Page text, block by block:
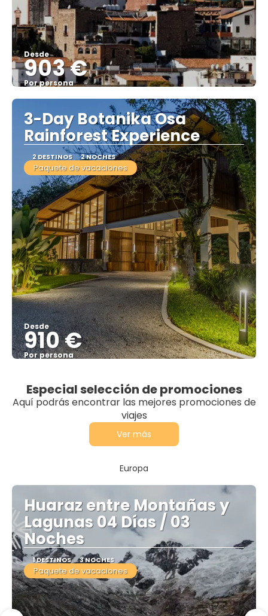
Desde
903 €
Por persona
Ver
3-Day Botanika Osa
Rainforest Experience
2 DESTINOS 2 NOCHES
Paquete de vacaciones
Desde
910 €
Por persona
Especial selección de promociones
Aquí podrás encontrar las mejores promociones de
viajes
Ver más
Europa
Huaraz entre Montañas y
Lagunas 04 Días / 03
Noches
1 DESTINOS 3 NOCHES
Paquete de vacaciones